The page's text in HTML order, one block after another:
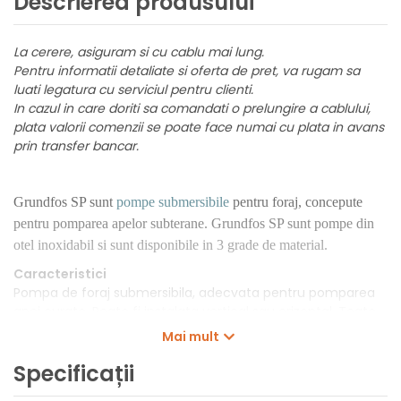
La cerere, asiguram si cu cablu mai lung.
Pentru informatii detaliate si oferta de pret, va rugam sa
luati legatura cu serviciul pentru clienti.
In cazul in care doriti sa comandati o prelungire a cablului,
plata valorii comenzii se poate face numai cu plata in avans
prin transfer bancar.
Grundfos SP sunt pompe submersibile pentru foraj, concepute
pentru pomparea apelor subterane. Grundfos SP sunt pompe din
otel inoxidabil si sunt disponibile in 3 grade de material.
Caracteristici
Pompa de foraj submersibila, adecvata pentru pomparea
componentele din otel sunt confectionate din otel
ridicata la coroziune. Aceasta pompa este omologata
pentru apa potabila. Pompa este echipata cu un motor 15
Mai mult
Specificații